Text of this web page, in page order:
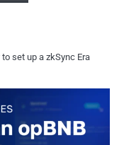
set up a zkSync Era